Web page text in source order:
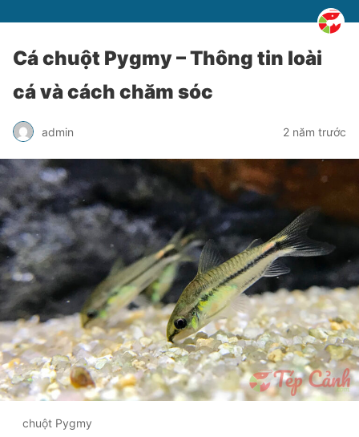
Cá chuột Pygmy – Thông tin loài
cá và cách chăm sóc
admin 2 năm trước
chuột Pygmy